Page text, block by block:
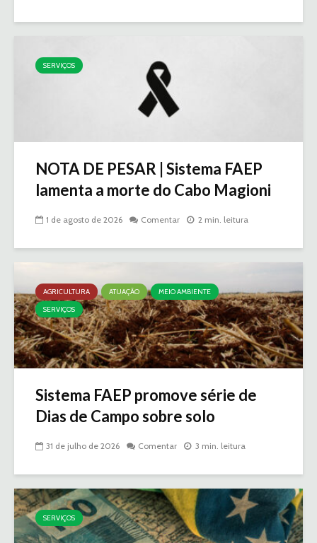
SERVIÇOS
NOTA DE PESAR | Sistema FAEP
lamenta a morte do Cabo Magioni
1 de agosto de 2026 Comentar 2 min. leitura
AGRICULTURA ATUAÇÃO
MEIO AMBIENTE
SERVIÇOS
Sistema FAEP promove série de
Dias de Campo sobre solo
31 de julho de 2026 Comentar 3 min. leitura
SERVIÇOS